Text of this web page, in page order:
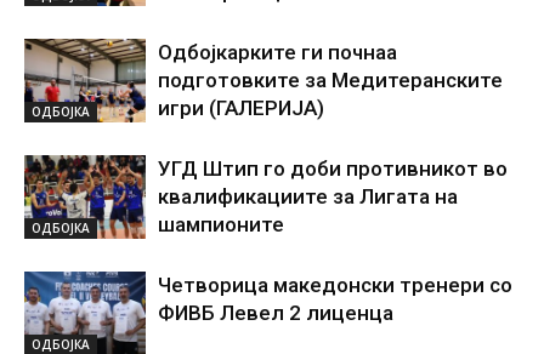
ОДБОЈКА
Одбојкарките ги почнаа
подготовките за Медитеранските
игри (ГАЛЕРИЈА)
ОДБОЈКА
УГД Штип го доби противникот во
квалификациите за Лигата на
шампионите
ОДБОЈКА
Четворица македонски тренери со
ФИВБ Левел 2 лиценца